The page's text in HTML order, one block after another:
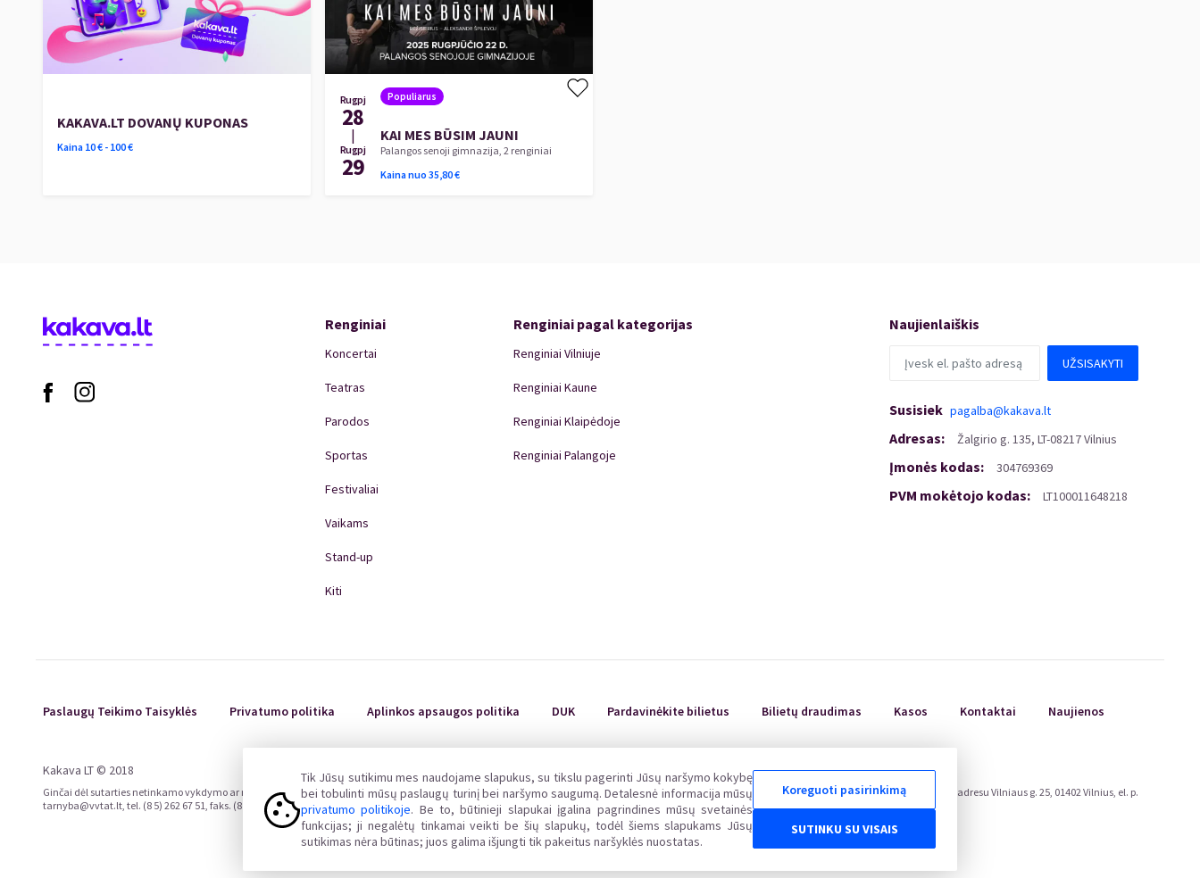
KAKAVA.LT DOVANŲ KUPONAS
Kaina 10€ - 100€
Rugpj
28
|
Rugpj
29
Populiarus
KAI MES BŪSIM JAUNI
Palangos senoji gimnazija, 2 renginiai
Kaina nuo 35,80€
Tik Jūsų sutikimu mes naudojame slapukus, su tikslu pagerinti Jūsų naršymo kokybę
bei tobulinti mūsų paslaugų turinį bei naršymo saugumą. Detalesnė informacija mūsų
privatumo politikoje. Be to, būtinieji slapukai įgalina pagrindines mūsų svetainės
funkcijas; ji negalėtų tinkamai veikti be šių slapukų, todėl šiems slapukams Jūsų
sutikimas nėra būtinas; juos galima išjungti tik pakeitus naršyklės nuostatas.
Koreguoti pasirinkimą
SUTINKU SU VISAIS
Renginiai
Koncertai
Teatras
Parodos
Sportas
Festivaliai
Vaikams
Stand-up
Kiti
Renginiai pagal kategorijas
Renginiai Vilniuje
Renginiai Kaune
Renginiai Klaipėdoje
Renginiai Palangoje
Naujienlaiškis
UŽSISAKYTI
Susisiek pagalba@kakava.lt
Adresas: Žalgirio g. 135, LT-08217 Vilnius
Įmonės kodas: 304769369
PVM mokėtojo kodas: LT100011648218
Paslaugų Teikimo Taisyklės Privatumo politika Aplinkos apsaugos politika DUK Pardavinėkite bilietus Bilietų draudimas Kasos Kontaktai Naujienos
Kakava LT © 2018
Ginčai dėl sutarties netinkamo vykdymo ar nevykdymo ne teisme nagrinėjami Lietuvos Respublikos vartotojų teisių apsaugos įstatymo nustatyta tvarka Valstybinėje vartotojų teisių apsaugos tarnyboje, adresu Vilniaus g. 25, 01402 Vilnius, el. p.
tarnyba@vvtat.lt, tel. (8 5) 262 67 51, faks. (8 5) 279 1466, interneto svetainė www.vvtat.lt. Elektroniniu būdu prašymą galite pateikti per EGS platformą http://ec.europa.eu/odr/.